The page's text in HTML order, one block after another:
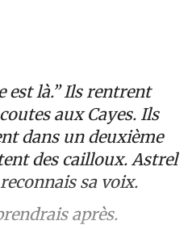
est là.” Ils rentrent
aux Cayes. Ils
dans un deuxième
des cailloux. Astrel
sa voix.
après.